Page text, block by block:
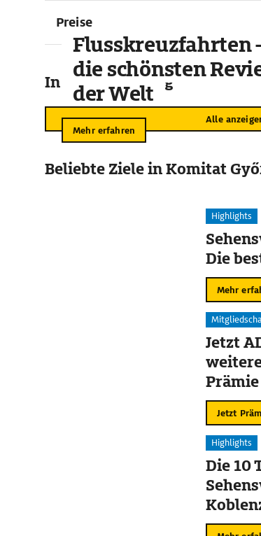
Preise
In der Umgebung
Alle
Flusskreuzfahrten
die schönsten
der Welt
Mehr erfahren
Beliebte Ziele in Komitat
Highlights
Die
Mehr
Jetzt
Jetzt
Highlights
Die 10